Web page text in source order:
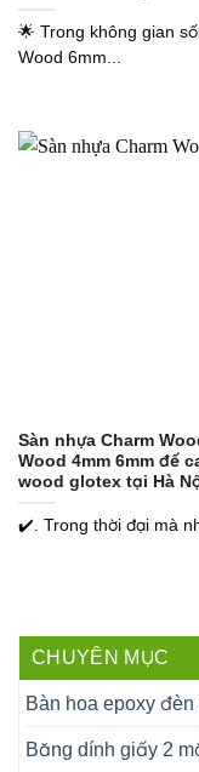
🌟 Trong không gian
Wood 6mm...
Sàn nhựa Charm
Wood 4mm 6mm đế
wood glotex tại Hà
✔️. Trong thời đại mà
CHUYÊN MỤC
Bàn hoa epoxy
Băng dính giấy 2